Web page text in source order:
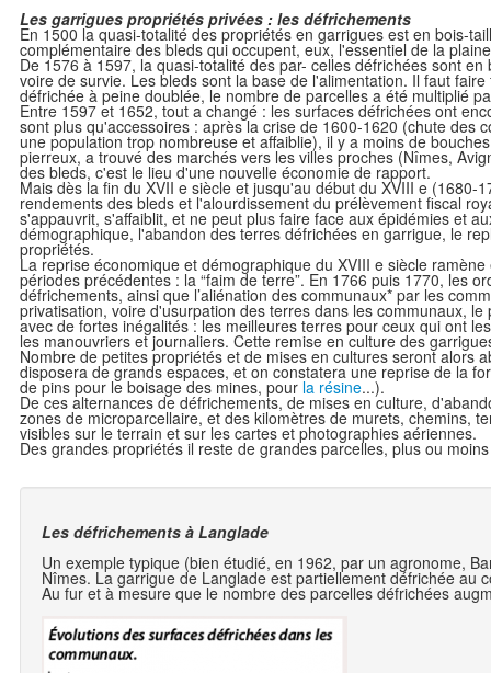
Les garrigues propriétés privées : les défrichements
En 1500 la quasi-totalité des propriétés en garrigues est en bois-
complémentaire des bleds qui occupent, eux, l'essentiel de la
De 1576 à 1597, la quasi-totalité des par- celles défrichées sont
voire de survie. Les bleds sont la base de l'alimentation. Il faut
défrichée à peine doublée, le nombre de parcelles a été multiplié
Entre 1597 et 1652, tout a changé : les surfaces défrichées ont
sont plus qu'accessoires : après la crise de 1600-1620 (chute des
une population trop nombreuse et affaiblie), il y a moins de
pierreux, a trouvé des marchés vers les villes proches (Nîmes,
des bleds, c'est le lieu d'une nouvelle économie de rapport.
Mais dès la fin du XVII e siècle et jusqu'au début du XVIII e
rendements des bleds et l'alourdissement du prélèvement fiscal
s'appauvrit, s'affaiblit, et ne peut plus faire face aux épidémies et
démographique, l'abandon des terres défrichées en garrigue, le
propriétés.
La reprise économique et démographique du XVIII e siècle
périodes précédentes : la “faim de terre”. En 1766 puis 1770, les
défrichements, ainsi que l’aliénation des communaux* par les
privatisation, voire d'usurpation des terres dans les communaux,
avec de fortes inégalités : les meilleures terres pour ceux qui ont
les manouvriers et journaliers. Cette remise en culture des
Nombre de petites propriétés et de mises en cultures seront alors
disposera de grands espaces, et on constatera une reprise de la
de pins pour le boisage des mines, pour la résine...).
De ces alternances de défrichements, de mises en culture,
zones de microparcellaire, et des kilomètres de murets, chemins,
visibles sur le terrain et sur les cartes et photographies aériennes.
Des grandes propriétés il reste de grandes parcelles, plus ou
Les défrichements à Langlade
Un exemple typique (bien étudié, en 1962, par un agronome,
Nîmes. La garrigue de Langlade est partiellement défrichée au
Au fur et à mesure que le nombre des parcelles défrichées